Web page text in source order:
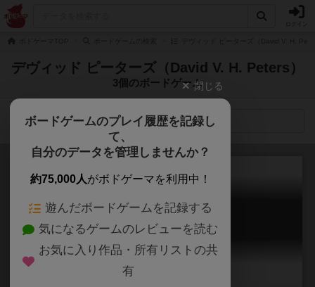
デヴィッド ピーターズ（David V. H. Peters）
3個のボードゲーム
検索メニュー
サマルカンド
Samarkand: Routes to Riches
閉じる
ボードゲームのプレイ履歴を記録し
て、
自分のデータを管理しませんか？
約75,000人がボドゲーマを利用中！
遊んだボードゲームを記録する
気になるゲームのレビューを読む
お気に入り作品・所有リストの共
有